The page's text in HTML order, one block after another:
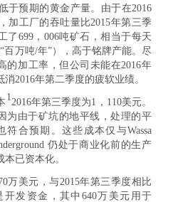
于预期的黄金产量。由于在2016
加工厂的吞吐量比2015年第三季
了699，006吨矿石，相当于每天
百万吨/年”），高于铭牌产能。尽
的加工率，但公司未能在2016年
2016年第二季度的疲软业绩。
1 2016年第三季度为1，110美元。
为由于矿坑的地平线，处理的平
合预期。这些成本仅与Wassa
仍处于商业化前的生产
已资本化。
万美元，与2015年第三季度相比
发资金，其中640万美元用于